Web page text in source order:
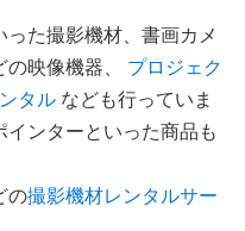
た撮影機材、書画カメ
映像機器、 プロジェク
タルなども行っていま
ンターといった商品も
の撮影機材レンタルサー